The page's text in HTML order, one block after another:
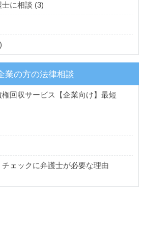
に相談 (3)
業の方の法律相談
回収サービス【企業向け】最短
ェックに弁護士が必要な理由